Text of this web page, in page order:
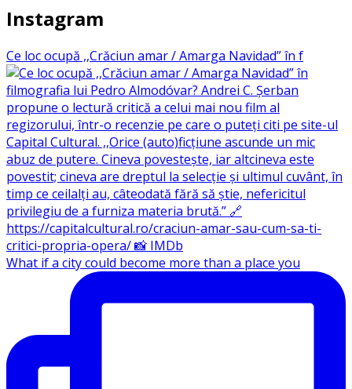
Instagram
Ce loc ocupă ,,Crăciun amar / Amarga Navidad” în f
What if a city could become more than a place you